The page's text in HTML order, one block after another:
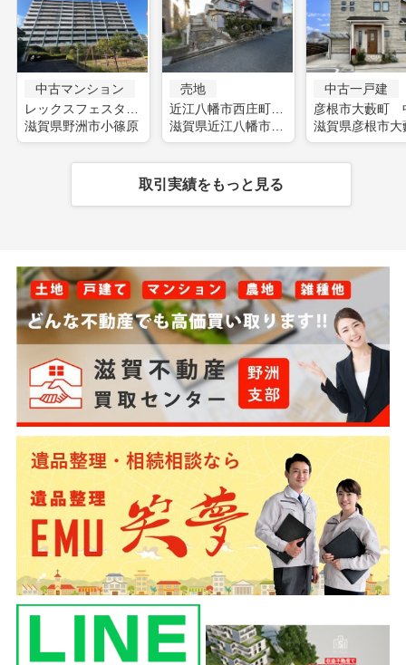
中古マンション
滋賀県野洲市小篠原
売地
近江八幡市西庄町 土地
滋賀県近江八幡市西庄町
中古一戸建
滋賀県彦根市大
取引実績をもっと見る